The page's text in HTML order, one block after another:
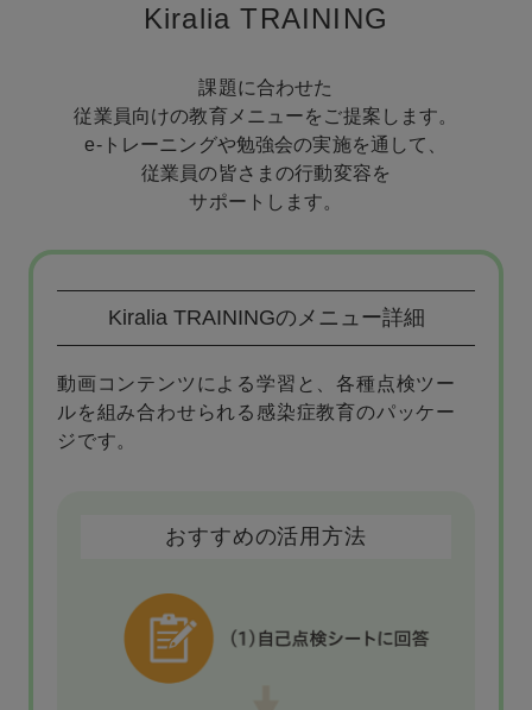
Kiralia TRAINING
課題に合わせた
従業員向けの教育メニューをご提案します。
e-トレーニングや勉強会の実施を通して、
従業員の皆さまの行動変容を
サポートします。
Kiralia TRAININGのメニュー詳細
動画コンテンツによる学習と、各種点検ツー
ルを組み合わせられる感染症教育のパッケー
ジです。
おすすめの活用方法